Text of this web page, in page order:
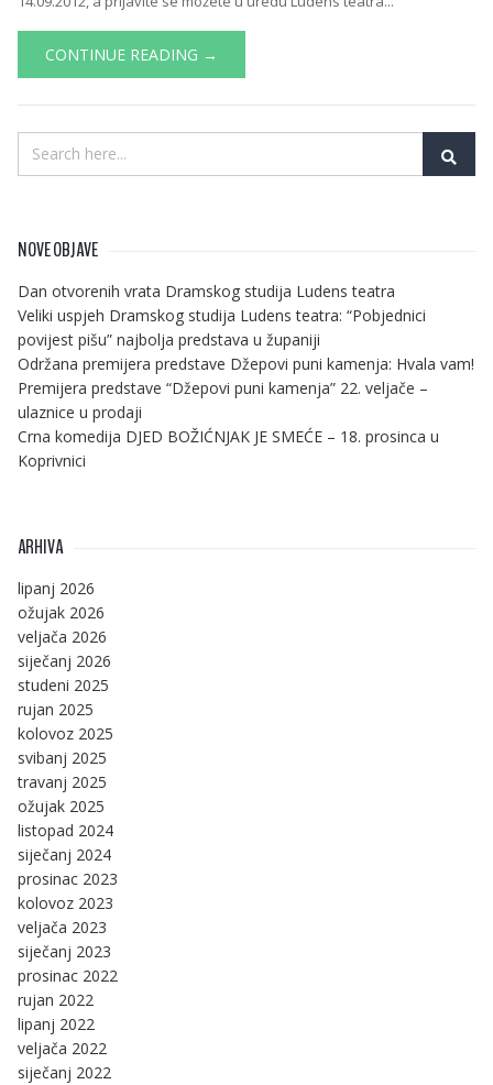
CONTINUE READING →
NOVE OBJAVE
Dan otvorenih vrata Dramskog studija Ludens teatra
Veliki uspjeh Dramskog studija Ludens teatra: “Pobjednici
povijest pišu” najbolja predstava u županiji
Održana premijera predstave Džepovi puni kamenja: Hvala vam!
Premijera predstave “Džepovi puni kamenja” 22. veljače –
ulaznice u prodaji
Crna komedija DJED BOŽIĆNJAK JE SMEĆE – 18. prosinca u
Koprivnici
ARHIVA
lipanj 2026
ožujak 2026
veljača 2026
siječanj 2026
studeni 2025
rujan 2025
kolovoz 2025
svibanj 2025
travanj 2025
ožujak 2025
listopad 2024
siječanj 2024
prosinac 2023
kolovoz 2023
veljača 2023
siječanj 2023
prosinac 2022
rujan 2022
lipanj 2022
veljača 2022
siječanj 2022